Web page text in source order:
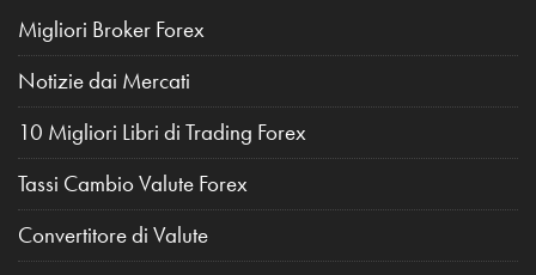
Migliori Broker Forex
Notizie dai Mercati
10 Migliori Libri di Trading Forex
Tassi Cambio Valute Forex
Convertitore di Valute